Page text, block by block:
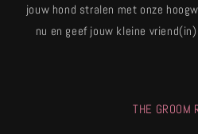
jouw hond stralen met onze
nu en geef jouw kleine
THE GROOM